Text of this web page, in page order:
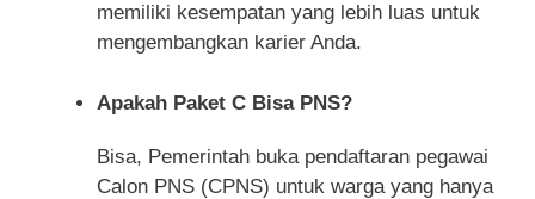
memiliki kesempatan yang lebih luas untuk
mengembangkan karier Anda.
Apakah Paket C Bisa PNS?
Bisa, Pemerintah buka pendaftaran pegawai
Calon PNS (CPNS) untuk warga yang hanya